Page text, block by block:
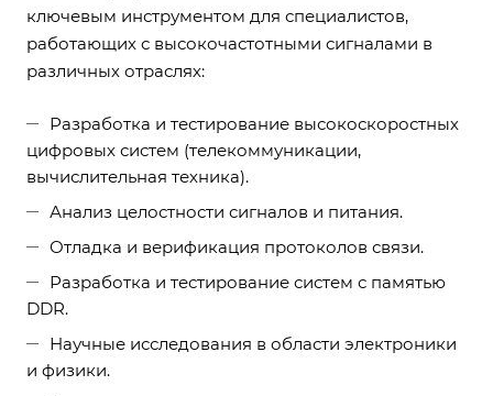
ключевым инструментом для специалистов,
работающих с высокочастотными сигналами в
различных отраслях:
Разработка и тестирование высокоскоростных
цифровых систем (телекоммуникации,
вычислительная техника).
Анализ целостности сигналов и питания.
Отладка и верификация протоколов связи.
Разработка и тестирование систем с памятью
DDR.
Научные исследования в области электроники
и физики.